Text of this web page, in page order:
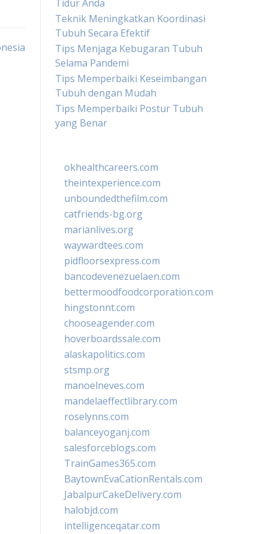
Tidur Anda
Teknik Meningkatkan Koordinasi
Tubuh Secara Efektif
Tips Menjaga Kebugaran Tubuh
Selama Pandemi
Tips Memperbaiki Keseimbangan
Tubuh dengan Mudah
Tips Memperbaiki Postur Tubuh
yang Benar
okhealthcareers.com
theintexperience.com
unboundedthefilm.com
catfriends-bg.org
marianlives.org
waywardtees.com
pidfloorsexpress.com
bancodevenezuelaen.com
bettermoodfoodcorporation.com
hingstonnt.com
chooseagender.com
hoverboardssale.com
alaskapolitics.com
stsmp.org
manoelneves.com
mandelaeffectlibrary.com
roselynns.com
balanceyoganj.com
salesforceblogs.com
TrainGames365.com
BaytownEvaCationRentals.com
JabalpurCakeDelivery.com
halobjd.com
intelligenceqatar.com